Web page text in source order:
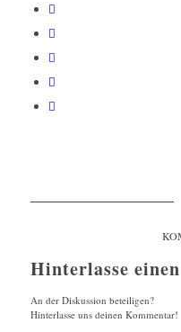
Hinterlasse
An der Diskussion beteiligen?
Hinterlasse uns deinen Kommentar!